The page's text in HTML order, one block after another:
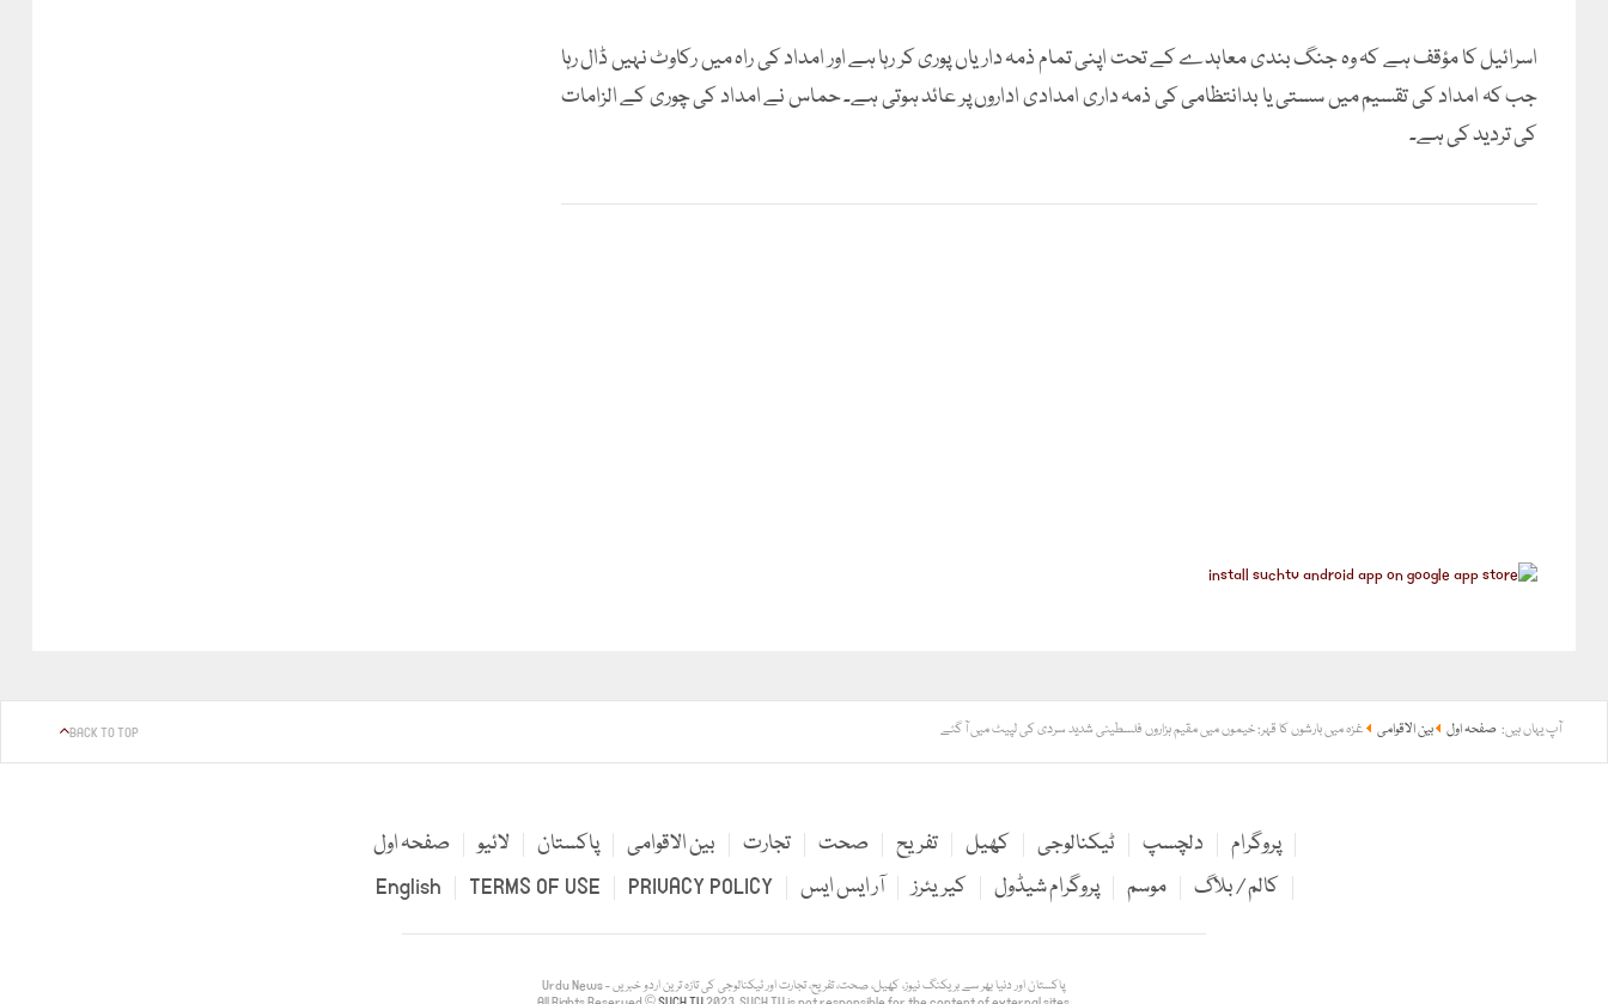
اسرائیل کا مؤقف ہے کہ وہ جنگ بندی معاہدے کے تحت اپنی تمام ذمہ داریاں پوری کر رہا ہے اور امداد کی راہ میں رکاوٹ نہیں ڈال رہا
جب کہ امداد کی تقسیم میں سستی یا بدانتظامی کی ذمہ داری امدادی اداروں پر عائد ہوتی ہے۔ حماس نے امداد کی چوری کے الزامات
کی تردید کی ہے۔
آپ یہاں ہیں: صفحہ اول بین الاقوامی غزہ میں بارشوں کا قہر: خیموں میں مقیم ہزاروں فلسطینی شدید سردی کی لپیٹ میں آ گئے BACK TO TOP
صفحہ اول لائیو پاکستان بین الاقوامی تجارت صحت تفریح کھیل ٹیکنالوجی دلچسپ
پروگرام
English
TERMS OF USE PRIVACY POLICY آر ایس ایس کیریئرز پروگرام شیڈول موسم کالم / بلاگ
Urdu News - پاکستان اور دنیا بھر سے بریکنگ نیوز، کھیل، صحت، تفریح، تجارت اور ٹیکنالوجی کی تازہ ترین اردو خبریں